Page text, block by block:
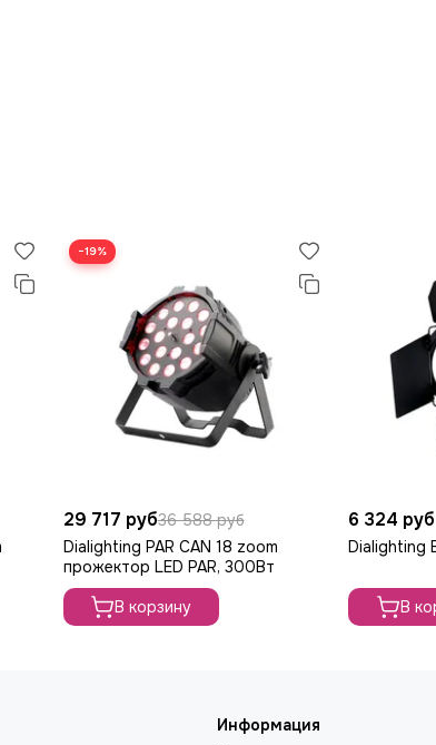
−19%
29 717 руб36 588 руб
Dialighting PAR CAN 18 zoom
прожектор LED PAR, 300Вт
В корзину
6 324 руб
Dialighting
В
Информация